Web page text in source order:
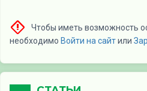
Чтобы иметь возможность
необходимо Войти на сайтили